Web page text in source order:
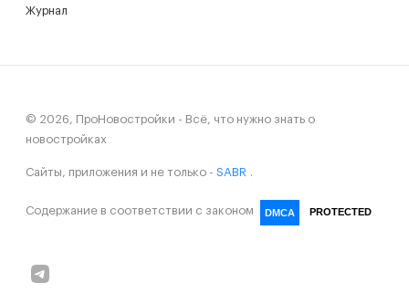
Журнал
© 2026, ПроНовостройки - Всё, что нужно знать о
новостройках
Сайты, приложения и не только - SABR .
Содержание в соответствии с законом DMCA PROTECTED